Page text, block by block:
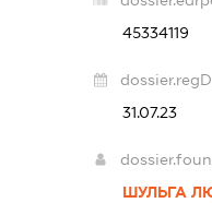
45334119
31.07.23
ШУЛЬГА